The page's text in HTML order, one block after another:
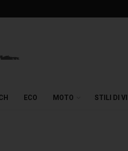
ECO MOTO STILI DI